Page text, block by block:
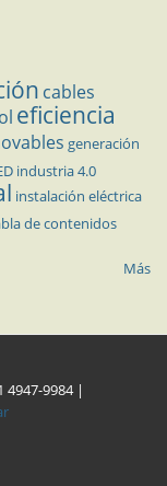
cables
eficiencia
generación
industria 4.0
instalación eléctrica
de contenidos
Más
4947-9984 |